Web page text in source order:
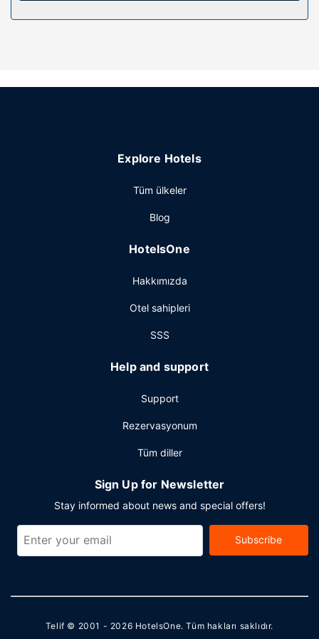
Otelin güzelliği
Explore Hotels
Tüm ülkeler
Blog
HotelsOne
Hakkımızda
Otel sahipleri
SSS
Help and support
Support
Rezervasyonum
Tüm diller
Sign Up for Newsletter
Stay informed about news and special offers!
Subscribe
Telif © 2001 - 2026 HotelsOne. Tüm hakları saklıdır.